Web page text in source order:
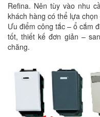
Refina. Nên tùy vào nhu
khách hàng có thể lựa
Ưu điểm công tắc – ổ cắm
tốt, thiết kế đơn giản –
chăng.